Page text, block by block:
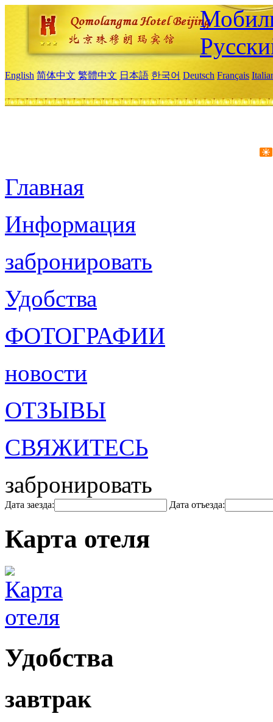
English 简体中文 繁體中文 日本語 한국어 Deutsch Français
Главная
Информация
забронировать
Удобства
ФОТОГРАФИИ
новости
ОТЗЫВЫ
СВЯЖИТЕСЬ
забронировать
Дата заезда: Дата отъезда:
Карта отеля
Удобства
завтрак